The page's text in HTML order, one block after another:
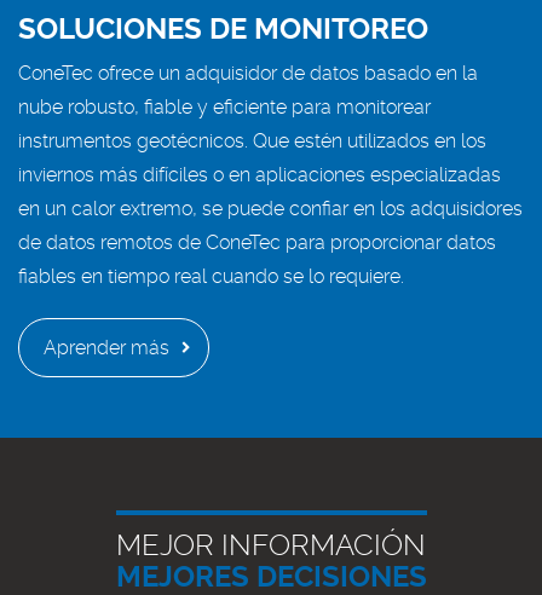
SOLUCIONES DE MONITOREO
ConeTec ofrece un adquisidor de datos basado en la
nube robusto, fiable y eficiente para monitorear
instrumentos geotécnicos. Que estén utilizados en los
inviernos más difíciles o en aplicaciones especializadas
en un calor extremo, se puede confiar en los adquisidores
de datos remotos de ConeTec para proporcionar datos
fiables en tiempo real cuando se lo requiere.
Aprender más
MEJOR INFORMACIÓN
MEJORES DECISIONES